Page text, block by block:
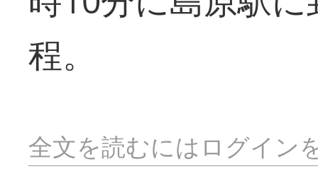
程。
全文を読むにはログイン